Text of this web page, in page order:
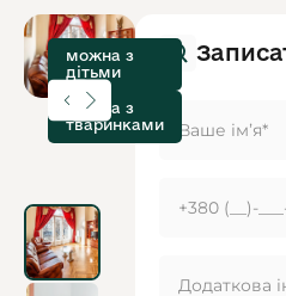
можна з
дітьми
можна з
тваринками